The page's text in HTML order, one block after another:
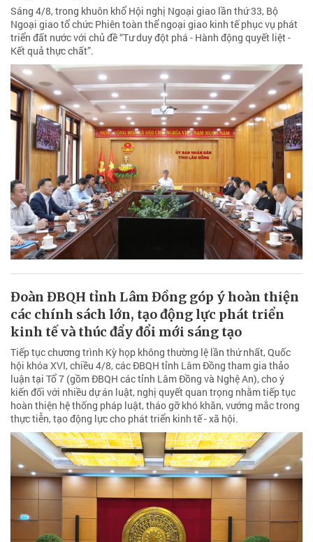
Sáng 4/8, trong khuôn khổ Hội nghị Ngoại giao lần thứ 33, Bộ
Ngoại giao tổ chức Phiên toàn thể ngoại giao kinh tế phục vụ phát
triển đất nước với chủ đề “Tư duy đột phá - Hành động quyết liệt -
Kết quả thực chất”.
Đoàn ĐBQH tỉnh Lâm Đồng góp ý hoàn thiện
các chính sách lớn, tạo động lực phát triển
kinh tế và thúc đẩy đổi mới sáng tạo
Tiếp tục chương trình Kỳ họp không thường lệ lần thứ nhất, Quốc
hội khóa XVI, chiều 4/8, các ĐBQH tỉnh Lâm Đồng tham gia thảo
luận tại Tổ 7 (gồm ĐBQH các tỉnh Lâm Đồng và Nghệ An), cho ý
kiến đối với nhiều dự án luật, nghị quyết quan trọng nhằm tiếp tục
hoàn thiện hệ thống pháp luật, tháo gỡ khó khăn, vướng mắc trong
thực tiễn, tạo động lực cho phát triển kinh tế - xã hội.